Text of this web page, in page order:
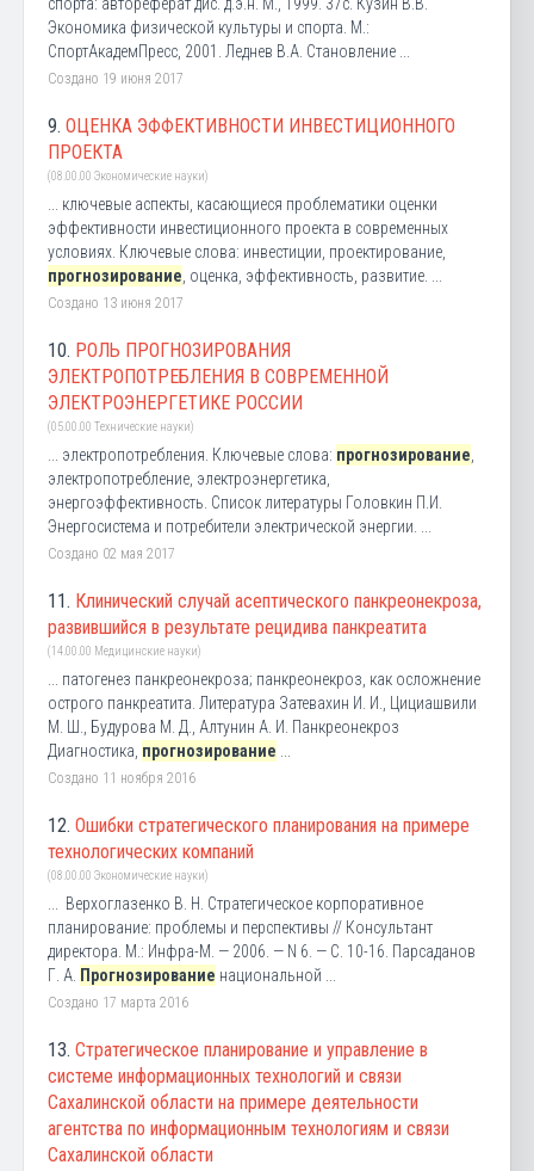
Экономика физической культуры и спорта. М.:
СпортАкадемПресс, 2001. Леднев В.А. Становление ...
Создано 19 июня 2017
9. ОЦЕНКА ЭФФЕКТИВНОСТИ ИНВЕСТИЦИОННОГО
ПРОЕКТА
(08.00.00 Экономические науки)
... ключевые аспекты, касающиеся проблематики оценки
эффективности инвестиционного проекта в современных
условиях. Ключевые слова: инвестиции, проектирование,
прогнозирование , оценка, эффективность, развитие. ...
Создано 13 июня 2017
10. РОЛЬ ПРОГНОЗИРОВАНИЯ
ЭЛЕКТРОПОТРЕБЛЕНИЯ В СОВРЕМЕННОЙ
ЭЛЕКТРОЭНЕРГЕТИКЕ РОССИИ
(05.00.00 Технические науки)
... электропотребления. Ключевые слова: прогнозирование
электропотребление, электроэнергетика,
энергоэффективность. Список литературы Головкин П.И.
Энергосистема и потребители электрической энергии. ...
Создано 02 мая 2017
11. Клинический случай асептического панкреонекроза,
развившийся в результате рецидива панкреатита
(14.00.00 Медицинские науки)
... патогенез панкреонекроза; панкреонекроз, как осложнение
острого панкреатита. Литература Затевахин И. И., Цициашвили
М. Ш., Будурова М. Д., Алтунин А. И. Панкреонекроз
Диагностика, прогнозирование
Создано 11 ноября 2016
12. Ошибки стратегического планирования на примере
технологических компаний
(08.00.00 Экономические науки)
... Верхоглазенко В. Н. Стратегическое корпоративное
планирование: проблемы и перспективы // Консультант
директора. М.: Инфра-М. — 2006. — N 6. — С. 10-16. Парсаданов
Г. А. Прогнозирование национальной ...
Создано 17 марта 2016
13. Стратегическое планирование и управление в
системе информационных технологий и связи
Сахалинской области на примере деятельности
агентства по информационным технологиям и связи
Сахалинской области